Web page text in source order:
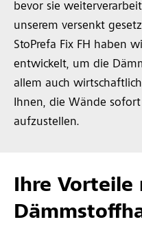
bevor sie
unserem versenkt
StoPrefa Fix FH haben
entwickelt, um die
allem auch
Ihnen, die Wände
aufzustellen.
Ihre Vorteile